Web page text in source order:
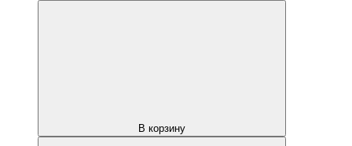
В корзину